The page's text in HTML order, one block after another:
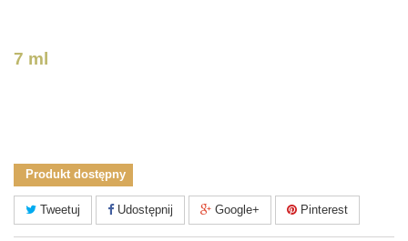
7 ml
Produkt dostępny
Tweetuj Udostępnij Google+ Pinterest